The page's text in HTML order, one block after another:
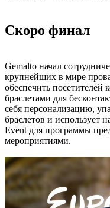
Скоро финал
Gemalto начал
крупнейших в мире
обеспечить посетителей
браслетами для
себя персонализацию,
браслетов и использует
Event для программы
мероприятиями.